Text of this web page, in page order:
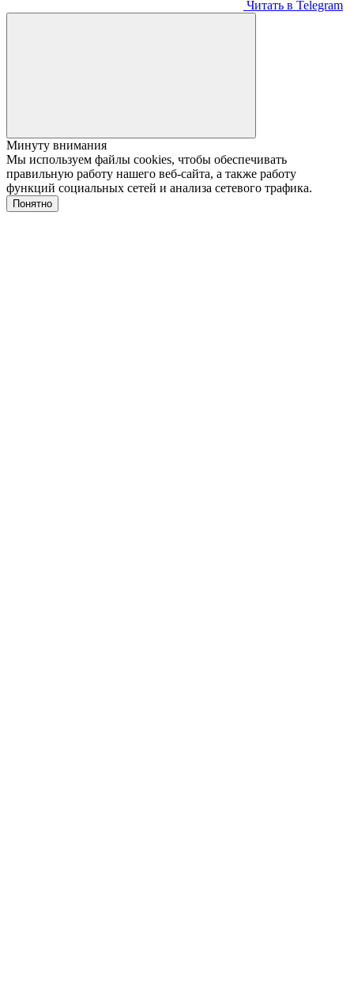
Читать в Telegram
Минуту внимания
Мы используем файлы cookies, чтобы обеспечивать
правильную работу нашего веб-сайта, а также работу
функций социальных сетей и анализа сетевого трафика.
Понятно